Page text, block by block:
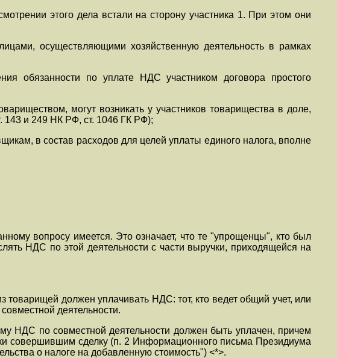
этого дела встали на сторону участника 1. При этом они
осуществляющими хозяйственную деятельность в рамках
обязанности по уплате НДС участником договора простого
могут возникать у участников товарищества в доле,
143 и 249 НК РФ, ст. 1046 ГК РФ);
в состав расходов для целей уплаты единого налога, вполне
вопросу имеется. Это означает, что те "упрощенцы", кто был
НДС по этой деятельности с части выручки, приходящейся на
товарищей должен уплачивать НДС: тот, кто ведет общий учет, или
деятельности.
НДС по совместной деятельности должен быть уплачен, причем
совершившим сделку (п. 2 Информационного письма Президиума
о налоге на добавленную стоимость") <*>.